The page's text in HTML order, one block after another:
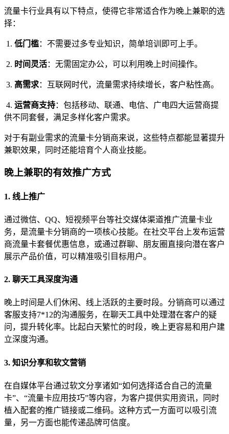
流量卡行业具有以下特点，使得它非常适合作为晚上兼职的选
择：
1. 低门槛：不需要过多专业知识，简单培训即可上手。
2. 时间灵活：无需固定办公，可以利用晚上时间操作。
3. 高需求：互联网时代，流量需求持续增长，客户粘性高。
4. 运营商支持：包括移动、联通、电信、广电四大运营商提
供不同套餐，满足多样化客户需求。
对于有副业需求的流量卡分销商来说，这些特点都能显著提升
兼职效果，同时还能培育个人商业技能。
晚上兼职的有效推广方式
1. 线上推广
通过微信、QQ、短视频平台等社交媒体渠道推广流量卡业
务，是流量卡分销商的一项核心技能。在社交平台上发布运营
商流量卡套餐优惠信息，或通过群聊、朋友圈直接向潜在客户
展示产品价值，可以精准吸引目标用户。
2. 聊天工具深度沟通
晚上时间是人们休闲、线上活跃的主要时段。分销商可以通过
客服支持7*12的沟通服务，在聊天工具中处理潜在客户的疑
问，提升转化率。比起白天繁忙的时段，晚上更容易和用户建
立深度沟通。
3. 知识分享和软文营销
在自媒体平台通过软文分享诸如“如何选择适合自己的流量
卡”、“流量卡应用技巧”等内容，为客户提供实用资讯，同时
植入配套的推广链接或二维码。这种方式一方面可以吸引流
量，另一方面也能传递品牌可信度。